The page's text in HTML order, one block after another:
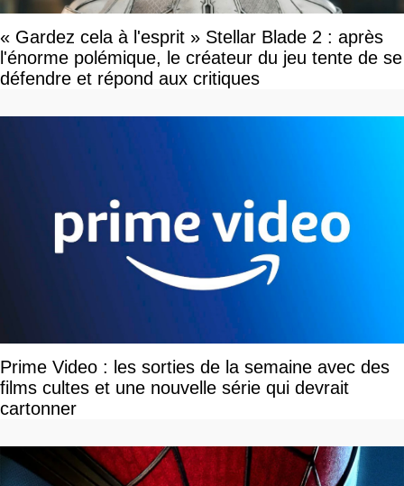
« Gardez cela à l'esprit » Stellar Blade 2 : après
l'énorme polémique, le créateur du jeu tente de se
défendre et répond aux critiques
Prime Video : les sorties de la semaine avec des
films cultes et une nouvelle série qui devrait
cartonner